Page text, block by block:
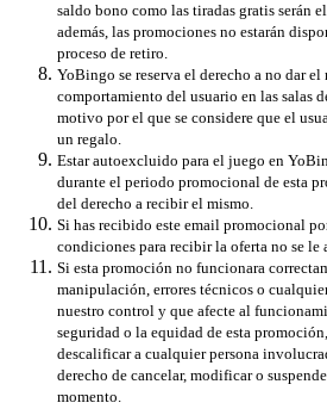
saldo bono como las tiradas gratis serán
además, las promociones no estarán
proceso de retiro.
YoBingo se reserva el derecho a no dar
comportamiento del usuario en las salas
motivo por el que se considere que el
un regalo.
Estar autoexcluido para el juego en
durante el periodo promocional de esta
del derecho a recibir el mismo.
Si has recibido este email promocional
condiciones para recibir la oferta no se le
Si esta promoción no funcionara
manipulación, errores técnicos o
nuestro control y que afecte al
seguridad o la equidad de esta
descalificar a cualquier persona
derecho de cancelar, modificar o
momento.